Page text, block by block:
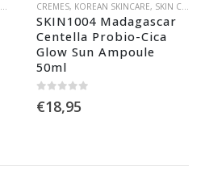
SPF,ZONNEBRAND
CREMES, KOREAN SKINCARE, SKIN CARE
SKIN1004 Madagascar
Centella Probio-Cica
Glow Sun Ampoule
50ml
€18,95